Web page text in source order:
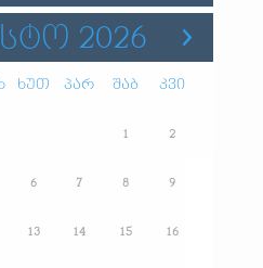
2026
ხუთ პარ შაბ კვი
1 2
6 7 8 9
13 14 15 16